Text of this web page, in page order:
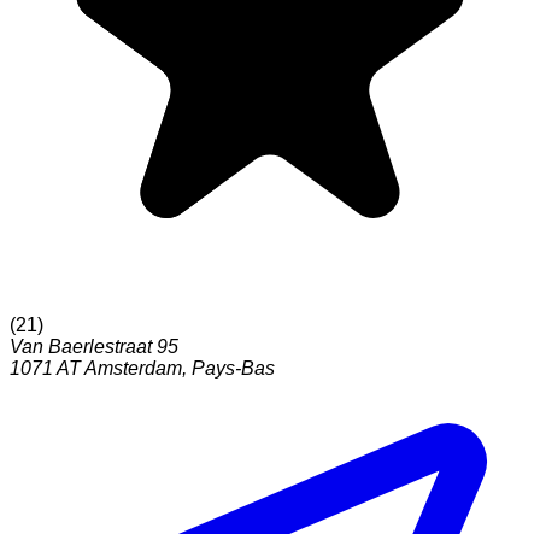
(21)
Van Baerlestraat 95
1071 ATAmsterdam, Pays-Bas